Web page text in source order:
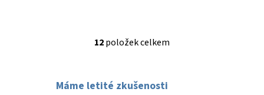
O
á
12položek celkem
Máme letité zkušenosti